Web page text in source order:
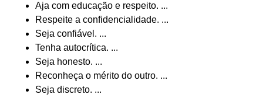
Aja com educação e respeito. ...
Respeite a confidencialidade. ...
Seja confiável. ...
Tenha autocrítica. ...
Seja honesto. ...
Reconheça o mérito do outro. ...
Seja discreto. ...